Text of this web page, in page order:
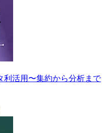
利活用〜集約から分析まで